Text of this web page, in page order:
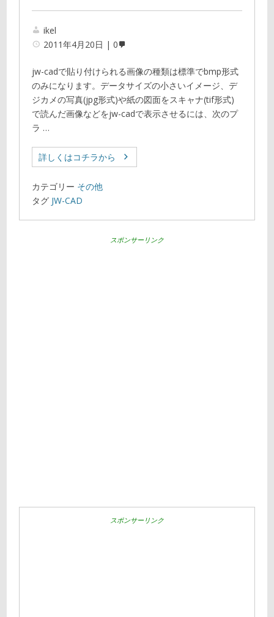
ikel
2011年4月20日
0
jw-cadで貼り付けられる画像の種類は標準でbmp形式
のみになります。データサイズの小さいイメージ、デ
ジカメの写真(jpg形式)や紙の図面をスキャナ(tif形式)
で読んだ画像などをjw-cadで表示させるには、次のプ
ラ …
詳しくはコチラから
カテゴリー その他
タグ JW-CAD